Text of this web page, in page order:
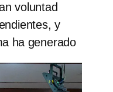
voluntad
y
ha generado